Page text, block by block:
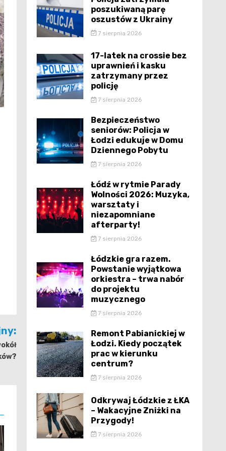
poszukiwaną parę
oszustów z Ukrainy
7 sierpnia 2026
17-latek na crossie bez
uprawnień i kasku
zatrzymany przez
policję
7 sierpnia 2026
Bezpieczeństwo
seniorów: Policja w
Łodzi edukuje w Domu
Dziennego Pobytu
7 sierpnia 2026
Łódź w rytmie Parady
Wolności 2026: Muzyka,
warsztaty i
niezapomniane
afterparty!
7 sierpnia 2026
Łódzkie gra razem.
Powstanie wyjątkowa
orkiestra – trwa nabór
do projektu
muzycznego
7 sierpnia 2026
Remont Pabianickiej w
Łodzi. Kiedy początek
prac w kierunku
centrum?
7 sierpnia 2026
Odkrywaj Łódzkie z ŁKA
– Wakacyjne Zniżki na
Przygody!
7 sierpnia 2026